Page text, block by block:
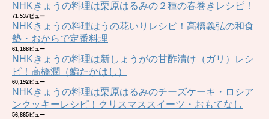
NHKきょうの料理は栗原はるみの２種の春巻きレシピ！
71,537ビュー
NHKきょうの料理はうの花いりレシピ！高橋義弘の和食
塾・おからで定番料理
61,168ビュー
NHKきょうの料理は新しょうがの甘酢漬け（ガリ）レシ
ピ！高橋潤（鮨たかはし）
60,192ビュー
NHKきょうの料理は栗原はるみのチーズケーキ・ロシア
ンクッキーレシピ！クリスマススイーツ・おもてなし
56,865ビュー